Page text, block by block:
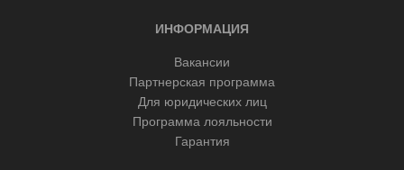
ИНФОРМАЦИЯ
Вакансии
Партнерская программа
Для юридических лиц
Программа лояльности
Гарантия